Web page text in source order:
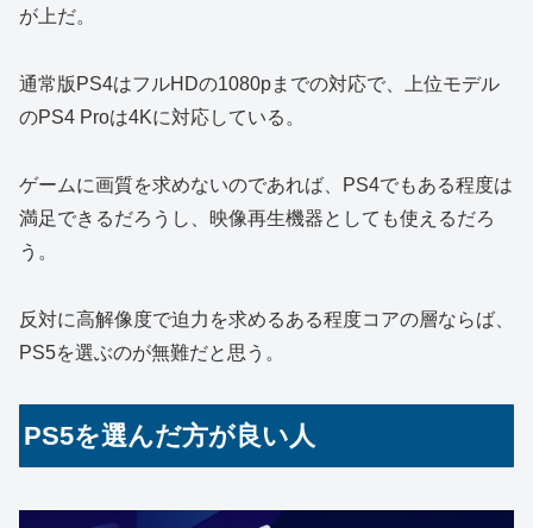
が上だ。
通常版PS4はフルHDの1080pまでの対応で、上位モデル
のPS4 Proは4Kに対応している。
ゲームに画質を求めないのであれば、PS4でもある程度は
満足できるだろうし、映像再生機器としても使えるだろ
う。
反対に高解像度で迫力を求めるある程度コアの層ならば、
PS5を選ぶのが無難だと思う。
PS5を選んだ方が良い人